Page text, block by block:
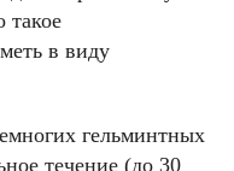
такое
в виду
гельминтных
течение (до 30